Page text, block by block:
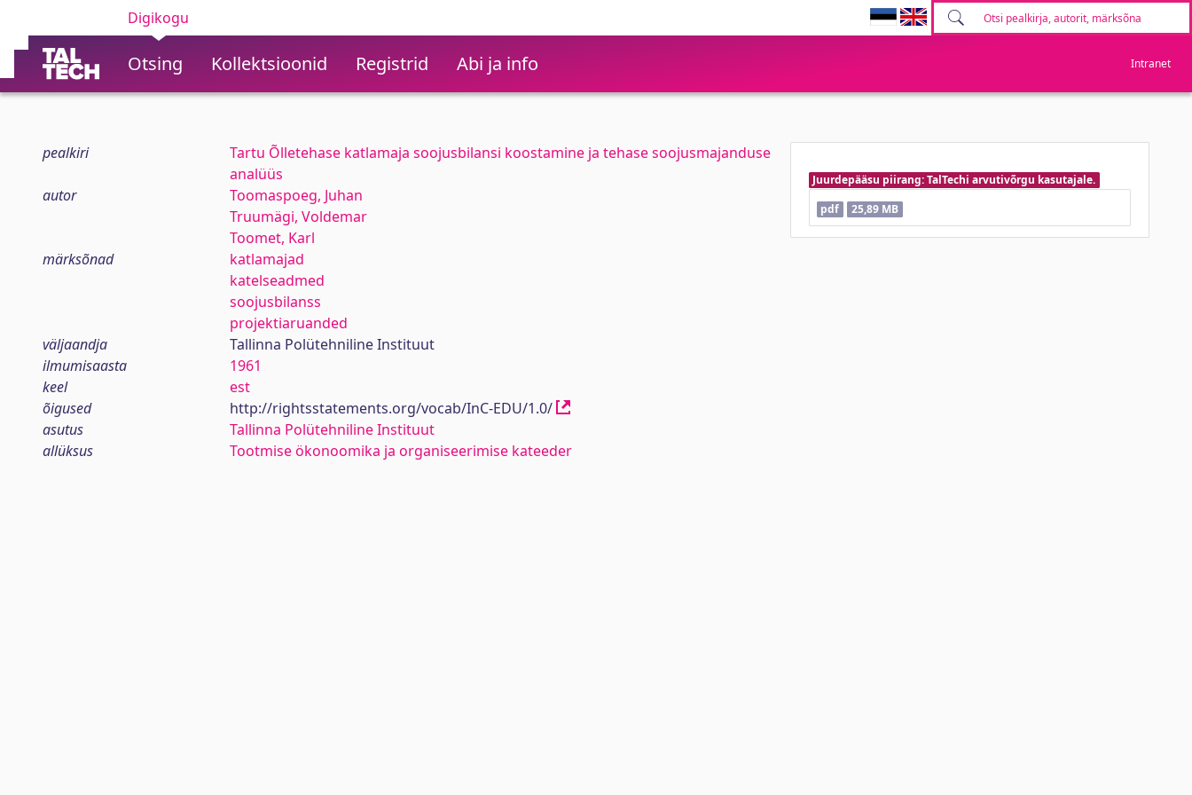
Digikogu
Otsing Kollektsioonid Registrid Abi ja info Intranet
pealkiri
Tartu Õlletehase katlamaja soojusbilansi koostamine ja tehase soojusmajanduse
analüüs
autor
Toomaspoeg, Juhan
Truumägi, Voldemar
Toomet, Karl
märksõnad
katlamajad
katelseadmed
soojusbilanss
projektiaruanded
väljaandja
Tallinna Polütehniline Instituut
ilmumisaasta
1961
keel
est
õigused
http://rightsstatements.org/vocab/InC-EDU/1.0/
asutus
Tallinna Polütehniline Instituut
allüksus
Tootmise ökonoomika ja organiseerimise kateeder
Juurdepääsu piirang: TalTechi arvutivõrgu kasutajale.
pdf
25,89 MB